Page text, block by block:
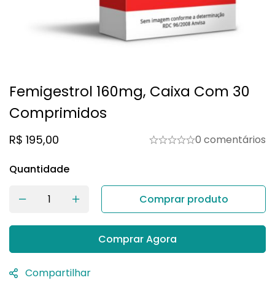
Femigestrol 160mg, Caixa Com 30
Comprimidos
R$ 195,00 0 comentários
Quantidade
Comprar produto
Comprar Agora
Compartilhar